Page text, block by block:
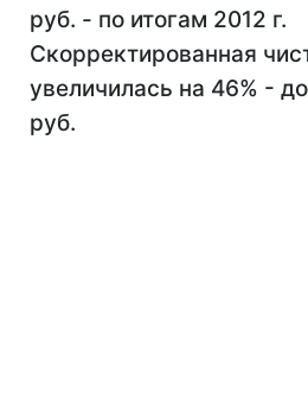
руб. - по итогам 2012 г.
Скорректированная
увеличилась на 46% -
руб.